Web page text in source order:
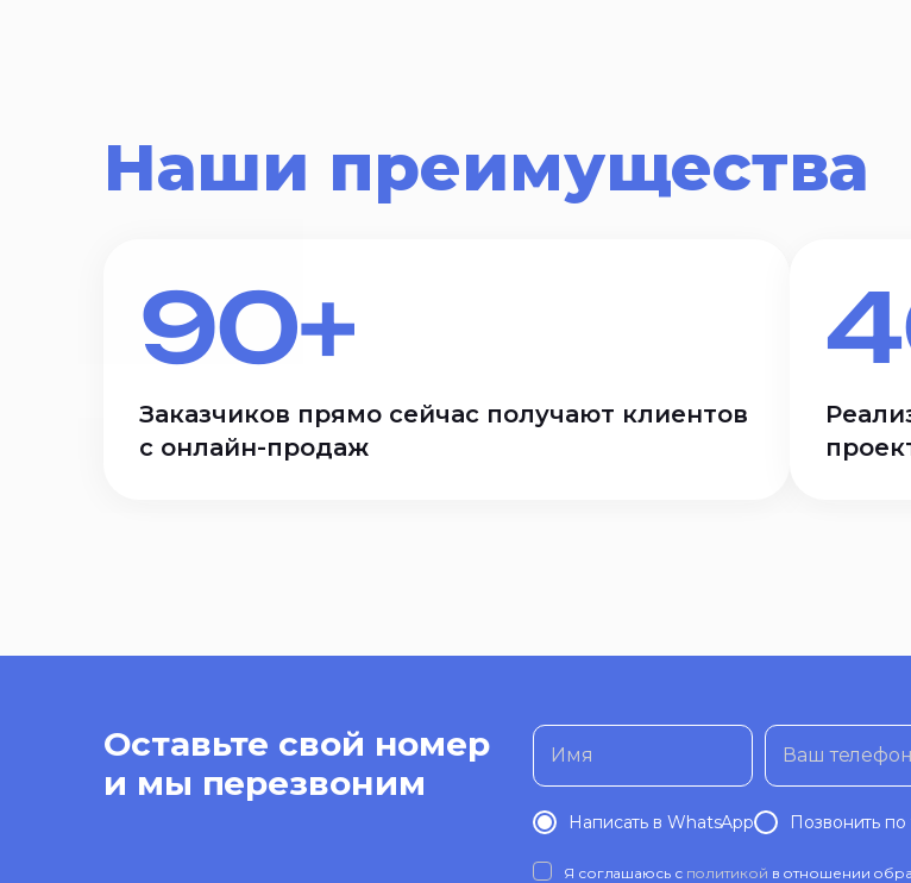
Наши преимущества
90+
Заказчиков прямо сейчас получают клиентов
с онлайн-продаж
Оставьте свой номер
и мы перезвоним
Имя Ваш телефон
Написать в WhatsApp Позвонить
Я соглашаюсь с политикой в отношении